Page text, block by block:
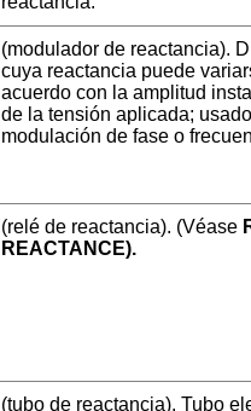
(modulador de reactancia).
cuya reactancia puede
acuerdo con la amplitud
de la tensión aplicada;
modulación de fase o
(relé de reactancia). (Véase
REACTANCE).
(tubo de reactancia). Tubo